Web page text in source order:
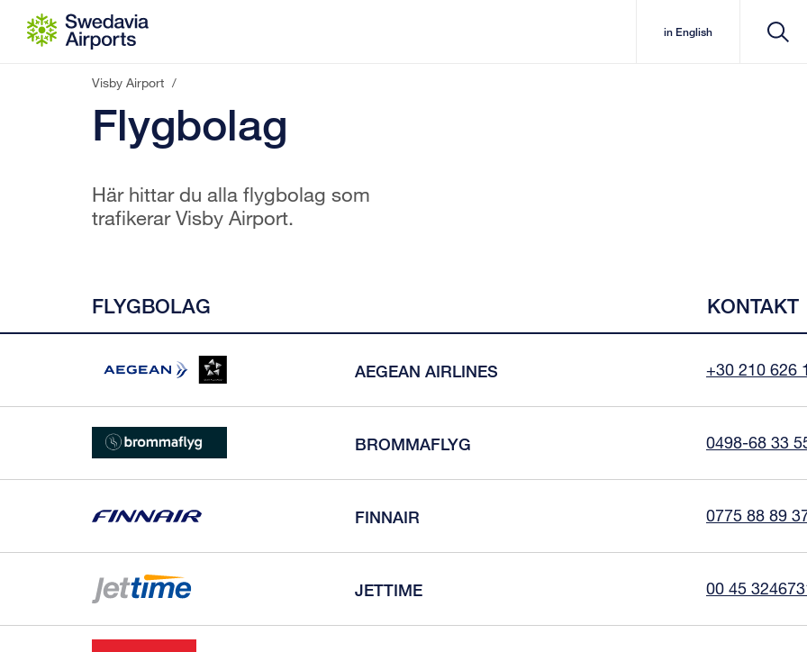
Gå till innehåll
in English
Visby Airport /
Flygbolag
Här hittar du alla flygbolag som
trafikerar Visby Airport.
FLYGBOLAG KONTAKT
AEGEAN AIRLINES +30 210 626
BROMMAFLYG 0498-68 33
FINNAIR 0775 88 89
JETTIME 00 45